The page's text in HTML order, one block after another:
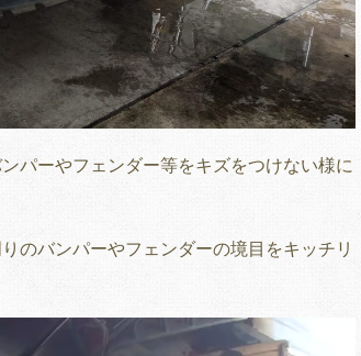
パーやフェンダー等をキズをつけない様に
のバンパーやフェンダーの境目をキッチリ